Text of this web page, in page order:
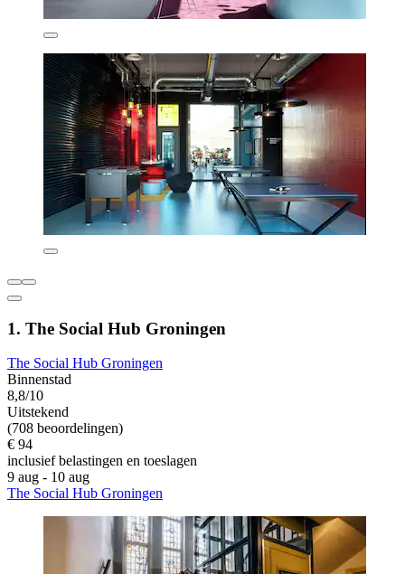
1. The Social Hub Groningen
The Social Hub Groningen
Binnenstad
8,8/10
Uitstekend
(708 beoordelingen)
€ 94
inclusief belastingen en toeslagen
9 aug - 10 aug
The Social Hub Groningen